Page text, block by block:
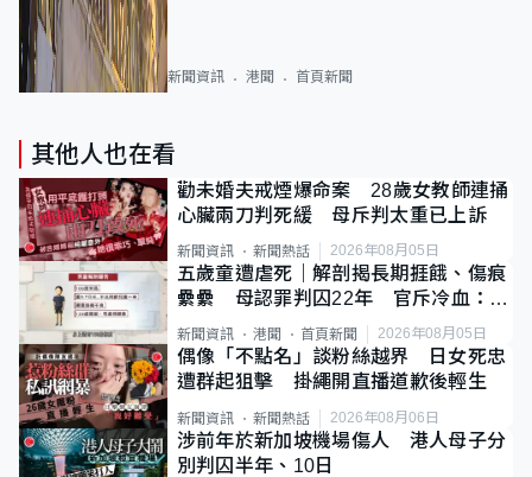
新聞資訊 港聞 首頁新聞
其他人也在看
勸未婚夫戒煙爆命案 28歲女教師連捅
心臟兩刀判死緩 母斥判太重已上訴
新聞資訊 新聞熱話 2026年08月05日
五歲童遭虐死｜解剖揭長期捱餓、傷痕
纍纍 母認罪判囚22年 官斥冷血：同
類案最惡劣
新聞資訊 港聞 首頁新聞 2026年08月05日
偶像「不點名」談粉絲越界 日女死忠
遭群起狙擊 掛繩開直播道歉後輕生
新聞資訊 新聞熱話 2026年08月06日
涉前年於新加坡機場傷人 港人母子分
別判囚半年、10日